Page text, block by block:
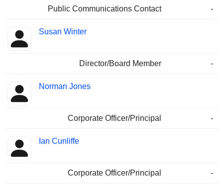
Public Communications Contact -
Susan Winter
Director/Board Member -
Norman Jones
Corporate Officer/Principal -
Ian Cunliffe
Corporate Officer/Principal -